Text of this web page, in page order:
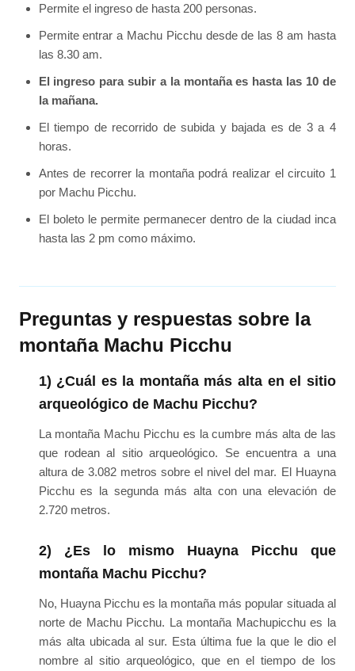
Permite el ingreso de hasta 200 personas.
Permite entrar a Machu Picchu desde de las 8 am hasta
las 8.30 am.
El ingreso para subir a la montaña es hasta las 10 de
la mañana.
El tiempo de recorrido de subida y bajada es de 3 a 4
horas.
Antes de recorrer la montaña podrá realizar el circuito 1
por Machu Picchu.
El boleto le permite permanecer dentro de la ciudad inca
hasta las 2 pm como máximo.
Preguntas y respuestas sobre la
montaña Machu Picchu
1) ¿Cuál es la montaña más alta en el sitio
arqueológico de Machu Picchu?
La montaña Machu Picchu es la cumbre más alta de las
que rodean al sitio arqueológico. Se encuentra a una
altura de 3.082 metros sobre el nivel del mar. El Huayna
Picchu es la segunda más alta con una elevación de
2.720 metros.
2) ¿Es lo mismo Huayna Picchu que
montaña Machu Picchu?
No, Huayna Picchu es la montaña más popular situada al
norte de Machu Picchu. La montaña Machupicchu es la
más alta ubicada al sur. Esta última fue la que le dio el
nombre al sitio arqueológico, que en el tiempo de los